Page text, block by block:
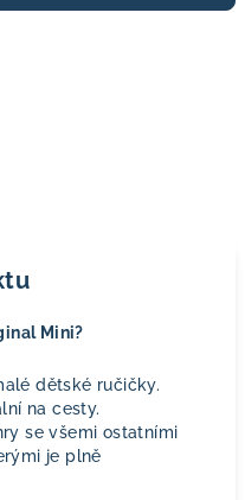
Mini?
dětské ručičky.
na cesty.
se všemi ostatními
je plně